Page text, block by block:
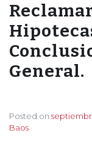
General.
Posted on
Baos